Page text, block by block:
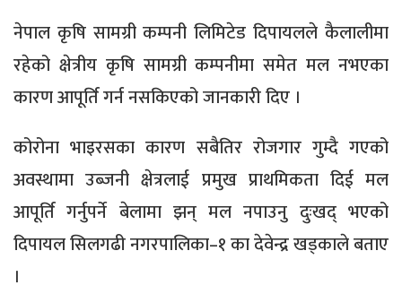
नेपाल कृषि सामग्री कम्पनी लिमिटेड दिपायलले कैलालीमा
रहेको क्षेत्रीय कृषि सामग्री कम्पनीमा समेत मल नभएका
कारण आपूर्ति गर्न नसकिएको जानकारी दिए ।
कोरोना भाइरसका कारण सबैतिर रोजगार गुम्दै गएको
अवस्थामा उब्जनी क्षेत्रलाई प्रमुख प्राथमिकता दिई मल
आपूर्ति गर्नुपर्ने बेलामा झन् मल नपाउनु दुःखद् भएको
दिपायल सिलगढी नगरपालिका–१ का देवेन्द्र खड्काले बताए
।